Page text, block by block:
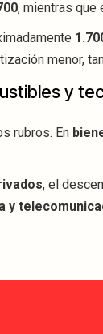
, mientras que
menor,
y
rubros. En
, el
y